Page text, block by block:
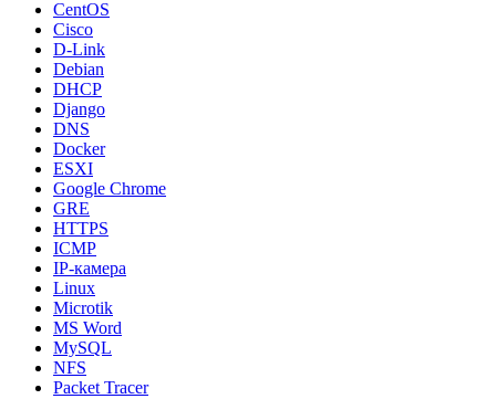
CentOS
Cisco
D-Link
Debian
DHCP
Django
DNS
Docker
ESXI
Google Chrome
GRE
HTTPS
ICMP
IP-камера
Linux
Microtik
MS Word
MySQL
NFS
Packet Tracer